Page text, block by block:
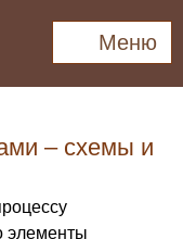
Меню
– схемы и
элементы